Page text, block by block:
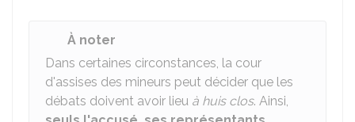
À noter
Dans certaines circonstances, la cour
d'assises des mineurs peut décider que les
débats doivent avoir lieu à huis clos. Ainsi,